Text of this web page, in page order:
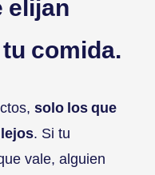
elijan
comida.
solo los que
. Si tu
vale, alguien